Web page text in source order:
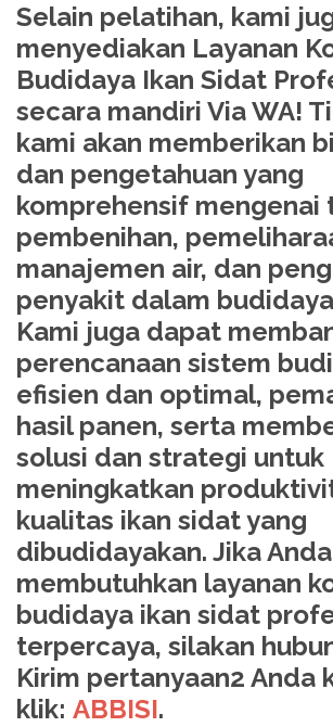
Selain pelatihan, kami
menyediakan Layanan
Budidaya Ikan Sidat
secara mandiri Via WA!
kami akan memberikan
dan pengetahuan yang
komprehensif mengenai
pembenihan,
manajemen air, dan
penyakit dalam
Kami juga dapat
perencanaan sistem
efisien dan optimal,
hasil panen, serta
solusi dan strategi untuk
meningkatkan
kualitas ikan sidat yang
dibudidayakan. Jika Anda
membutuhkan layanan
budidaya ikan sidat
terpercaya, silakan
Kirim pertanyaan2 Anda
klik: ABBISI.